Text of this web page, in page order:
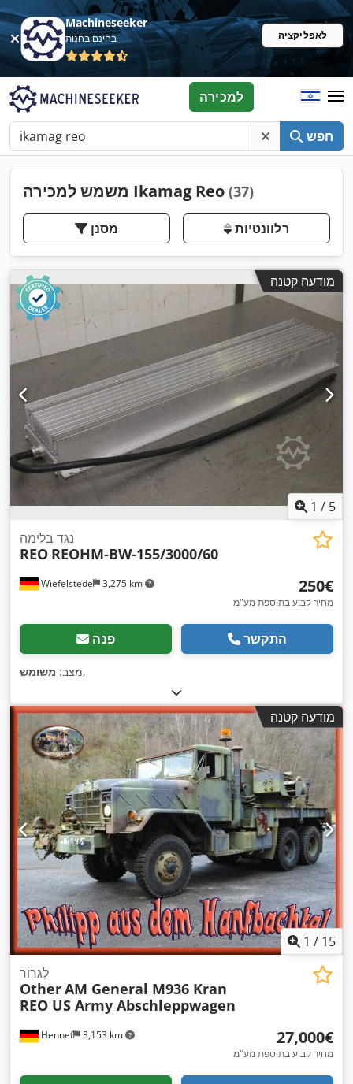
Machineseeker
בחינם בחנות לאפליקציה
חפש
למכירה
משמש למכירה Ikamag Reo (37)
מסנן רלוונטיות
מודעה קטנה
1 / 5
Wiefelstede 3,275 km
נגד בלימה
REO REOHM-BW-155/3000/60
‏250 ‏€
מחיר קבוע בתוספת מע"מ
פנה התקשר
מצב: משומש ,
מודעה קטנה
1 / 15
Hennef 3,153 km
לִגרוֹר
OtherAM General M936 Kran
REO US Army Abschleppwagen
‏27,000 ‏€
מחיר קבוע בתוספת מע"מ